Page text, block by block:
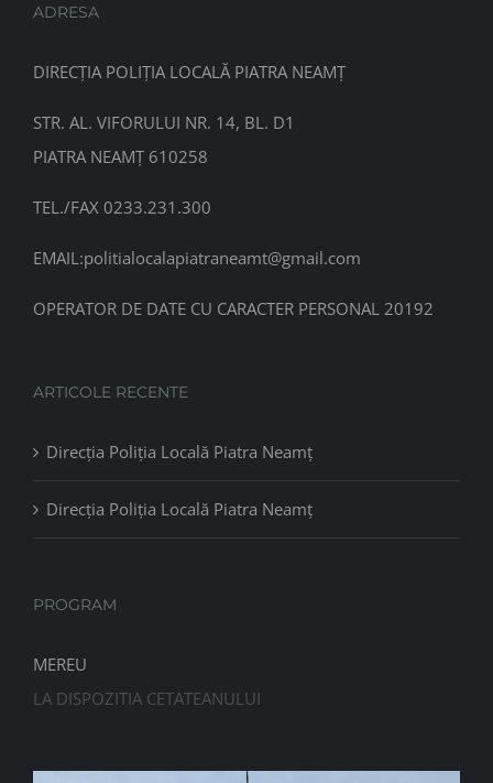
ADRESA
DIRECȚIA POLIȚIA LOCALĂ PIATRA NEAMȚ
STR. AL. VIFORULUI NR. 14, BL. D1
PIATRA NEAMȚ 610258
TEL./FAX 0233.231.300
EMAIL:politialocalapiatraneamt@gmail.com
OPERATOR DE DATE CU CARACTER PERSONAL 20192
ARTICOLE RECENTE
Direcția Poliția Locală Piatra Neamț
Direcția Poliția Locală Piatra Neamț
PROGRAM
MEREU
LA DISPOZITIA CETATEANULUI